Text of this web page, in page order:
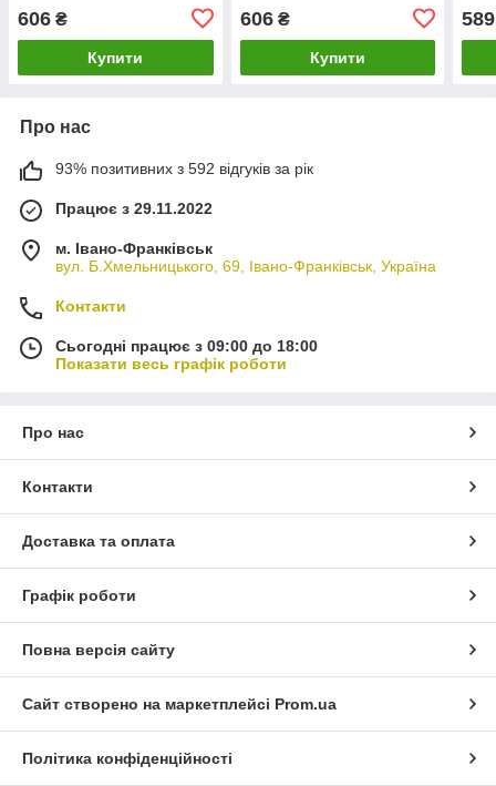
606 ₴
Купити
606₴
Купити
589
Про нас
93% позитивних з 592 відгуків за рік
Працює з 29.11.2022
м. Івано-Франківськ
вул. Б.Хмельницького, 69, Івано-Франківськ, Україна
Контакти
Сьогодні працює з 09:00 до 18:00
Показати весь графік роботи
Про нас
Контакти
Доставка та оплата
Графік роботи
Повна версія сайту
Сайт створено на маркетплейсі Prom.ua
Політика конфіденційності